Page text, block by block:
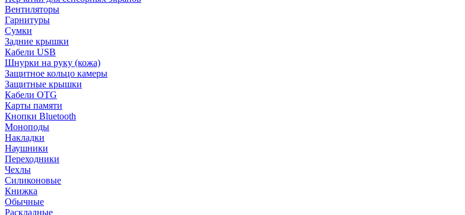
Вентиляторы
Гарнитуры
Сумки
Задние крышки
Кабели USB
Шнурки на руку (кожа)
Защитное кольцо камеры
Защитные крышки
Кабели OTG
Карты памяти
Кнопки Bluetooth
Моноподы
Накладки
Наушники
Переходники
Чехлы
Силиконовые
Книжка
Обычные
Раскладные